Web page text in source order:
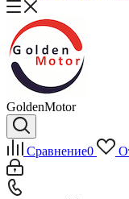
GoldenMotor
Сравнение0